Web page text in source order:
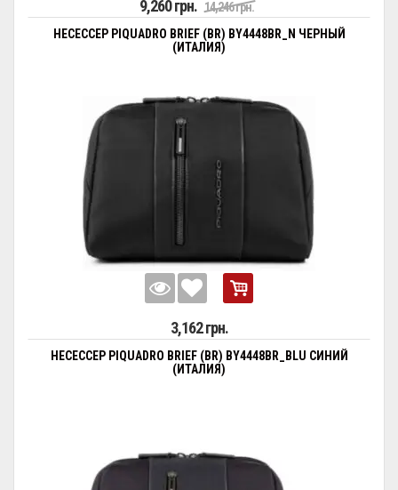
9,260 грн. 14,246 грн.
НЕСЕССЕР PIQUADRO BRIEF (BR) BY4448BR_N ЧЕРНЫЙ
(ИТАЛИЯ)
3,162 грн.
НЕСЕССЕР PIQUADRO BRIEF (BR) BY4448BR_BLU СИНИЙ
(ИТАЛИЯ)